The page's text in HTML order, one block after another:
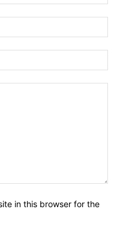
in this browser for the